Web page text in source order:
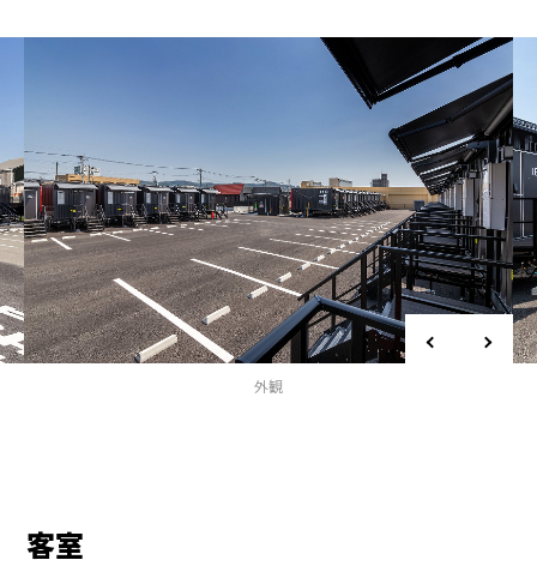
外観
客室